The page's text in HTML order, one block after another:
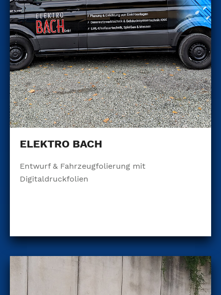
ELEKTRO BACH
Entwurf & Fahrzeugfolierung mit
Digitaldruckfolien